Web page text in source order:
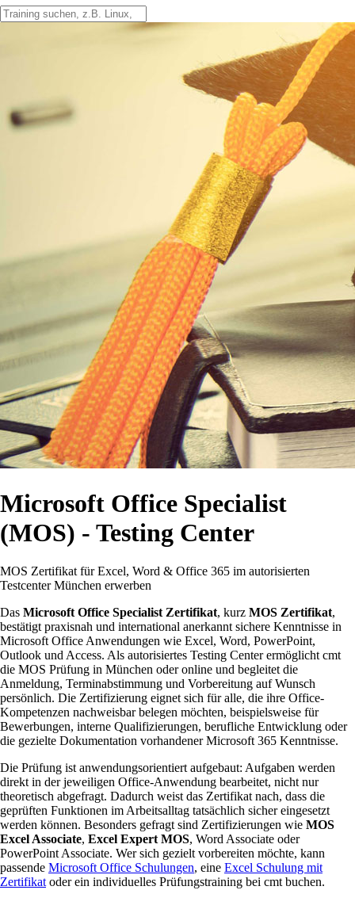
Microsoft Office Specialist
(MOS) - Testing Center
MOS Zertifikat für Excel, Word & Office 365 im autorisierten
Testcenter München erwerben
Das Microsoft Office Specialist Zertifikat, kurz MOS Zertifikat,
bestätigt praxisnah und international anerkannt sichere Kenntnisse in
Microsoft Office Anwendungen wie Excel, Word, PowerPoint,
Outlook und Access. Als autorisiertes Testing Center ermöglicht cmt
die MOS Prüfung in München oder online und begleitet die
Anmeldung, Terminabstimmung und Vorbereitung auf Wunsch
persönlich. Die Zertifizierung eignet sich für alle, die ihre Office-
Kompetenzen nachweisbar belegen möchten, beispielsweise für
Bewerbungen, interne Qualifizierungen, berufliche Entwicklung oder
die gezielte Dokumentation vorhandener Microsoft 365 Kenntnisse.
Die Prüfung ist anwendungsorientiert aufgebaut: Aufgaben werden
direkt in der jeweiligen Office-Anwendung bearbeitet, nicht nur
theoretisch abgefragt. Dadurch weist das Zertifikat nach, dass die
geprüften Funktionen im Arbeitsalltag tatsächlich sicher eingesetzt
werden können. Besonders gefragt sind Zertifizierungen wie MOS
Excel Associate, Excel Expert MOS, Word Associate oder
PowerPoint Associate. Wer sich gezielt vorbereiten möchte, kann
passende Microsoft Office Schulungen, eine Excel Schulung mit
Zertifikat oder ein individuelles Prüfungstraining bei cmt buchen.